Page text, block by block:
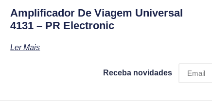
Amplificador De Viagem Universal
4131 – PR Electronic
Ler Mais
Receba novidades